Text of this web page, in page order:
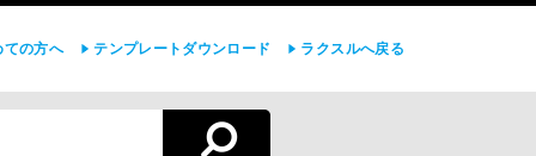
ての方へ テンプレートダウンロード ラクスルへ戻る